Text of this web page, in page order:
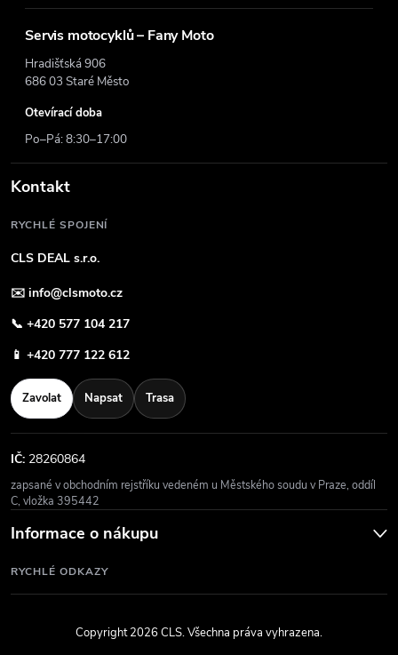
Servis motocyklů – Fany Moto
Hradišťská 906
686 03 Staré Město
Otevírací doba
Po–Pá: 8:30–17:00
Kontakt
RYCHLÉ SPOJENÍ
CLS DEAL s.r.o.
✉️ info@clsmoto.cz
📞 +420 577 104 217
📱 +420 777 122 612
Zavolat Napsat Trasa
IČ: 28260864
zapsané v obchodním rejstříku vedeném u Městského soudu v Praze, oddíl
C, vložka 395442
Informace o nákupu
RYCHLÉ ODKAZY
Copyright 2026CLS. Všechna práva vyhrazena.